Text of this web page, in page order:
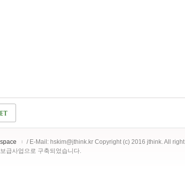
/ E-Mail: hskim@jthink.kr Copyright (c) 2016 jthink. All
급사업으로 구축되었습니다.